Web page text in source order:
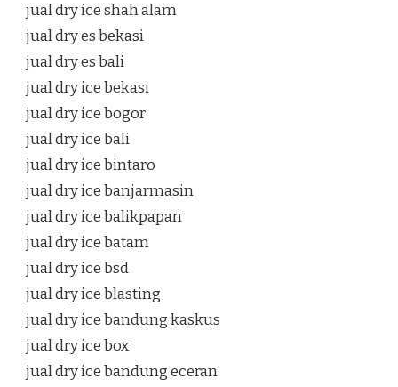
jual dry ice shah alam
jual dry es bekasi
jual dry es bali
jual dry ice bekasi
jual dry ice bogor
jual dry ice bali
jual dry ice bintaro
jual dry ice banjarmasin
jual dry ice balikpapan
jual dry ice batam
jual dry ice bsd
jual dry ice blasting
jual dry ice bandung kaskus
jual dry ice box
jual dry ice bandung eceran